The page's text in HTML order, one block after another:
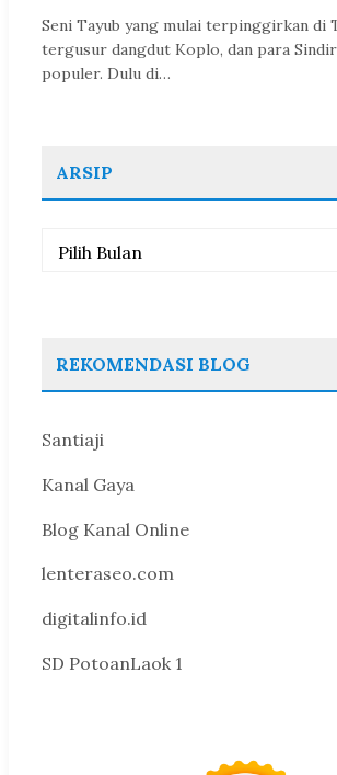
Seni Tayub yang mulai terpinggirkan di
tergusur dangdut Koplo, dan para
populer. Dulu di…
ARSIP
Arsip
REKOMENDASI BLOG
Santiaji
Kanal Gaya
Blog Kanal Online
lenteraseo.com
digitalinfo.id
SD PotoanLaok 1